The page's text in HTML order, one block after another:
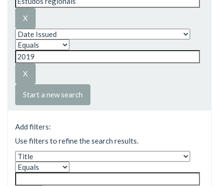
Start a new search
Add filters:
Use filters to refine the search results.